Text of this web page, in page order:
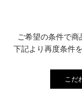
ご希望の条件で商
下記より再度条件
こだ